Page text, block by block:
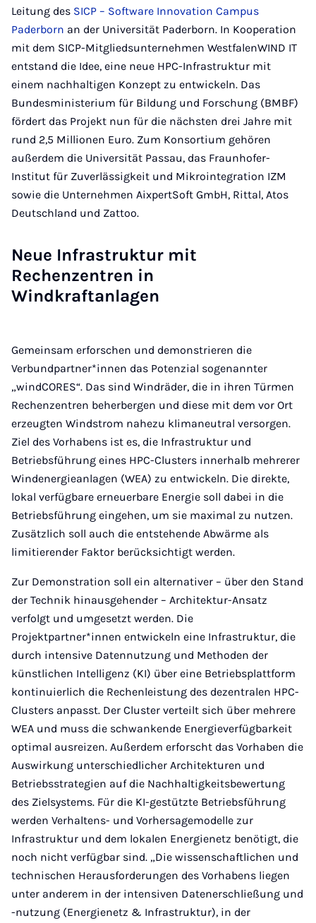
Leitung des SICP – Software Innovation Campus
Paderborn an der Universität Paderborn. In Kooperation
mit dem SICP-Mitgliedsunternehmen WestfalenWIND IT
entstand die Idee, eine neue HPC-Infrastruktur mit
einem nachhaltigen Konzept zu entwickeln. Das
Bundesministerium für Bildung und Forschung (BMBF)
fördert das Projekt nun für die nächsten drei Jahre mit
rund 2,5 Millionen Euro. Zum Konsortium gehören
außerdem die Universität Passau, das Fraunhofer-
Institut für Zuverlässigkeit und Mikrointegration IZM
sowie die Unternehmen AixpertSoft GmbH, Rittal, Atos
Deutschland und Zattoo.
Neue Infrastruktur mit
Rechenzentren in
Windkraftanlagen
Gemeinsam erforschen und demonstrieren die
Verbundpartner*innen das Potenzial sogenannter
„windCORES“. Das sind Windräder, die in ihren Türmen
Rechenzentren beherbergen und diese mit dem vor Ort
erzeugten Windstrom nahezu klimaneutral versorgen.
Ziel des Vorhabens ist es, die Infrastruktur und
Betriebsführung eines HPC-Clusters innerhalb mehrerer
Windenergieanlagen (WEA) zu entwickeln. Die direkte,
lokal verfügbare erneuerbare Energie soll dabei in die
Betriebsführung eingehen, um sie maximal zu nutzen.
Zusätzlich soll auch die entstehende Abwärme als
limitierender Faktor berücksichtigt werden.
Zur Demonstration soll ein alternativer – über den Stand
der Technik hinausgehender – Architektur-Ansatz
verfolgt und umgesetzt werden. Die
Projektpartner*innen entwickeln eine Infrastruktur, die
durch intensive Datennutzung und Methoden der
künstlichen Intelligenz (KI) über eine Betriebsplattform
kontinuierlich die Rechenleistung des dezentralen HPC-
Clusters anpasst. Der Cluster verteilt sich über mehrere
WEA und muss die schwankende Energieverfügbarkeit
optimal ausreizen. Außerdem erforscht das Vorhaben die
Auswirkung unterschiedlicher Architekturen und
Betriebsstrategien auf die Nachhaltigkeitsbewertung
des Zielsystems. Für die KI-gestützte Betriebsführung
werden Verhaltens- und Vorhersagemodelle zur
Infrastruktur und dem lokalen Energienetz benötigt, die
noch nicht verfügbar sind. „Die wissenschaftlichen und
technischen Herausforderungen des Vorhabens liegen
unter anderem in der intensiven Datenerschließung und
-nutzung (Energienetz & Infrastruktur), in der